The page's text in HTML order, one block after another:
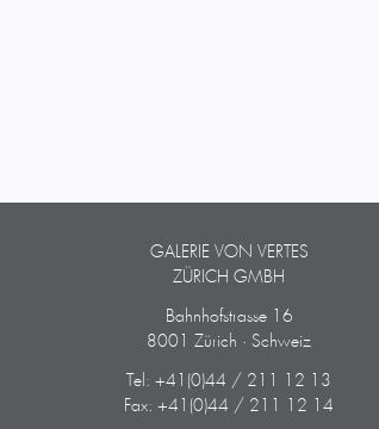
GALERIE VON VERTES
ZÜRICH GMBH
Bahnhofstrasse 16
8001 Zürich · Schweiz
Tel: +41(0)44 / 211 12 13
Fax: +41(0)44 / 211 12 14